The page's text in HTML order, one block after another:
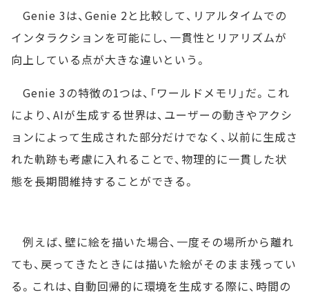
Genie 3は、Genie 2と比較して、リアルタイムでの
インタラクションを可能にし、一貫性とリアリズムが
向上している点が大きな違いという。
Genie 3の特徴の1つは、「ワールドメモリ」だ。これ
により、AIが生成する世界は、ユーザーの動きやアクシ
ョンによって生成された部分だけでなく、以前に生成さ
れた軌跡も考慮に入れることで、物理的に一貫した状
態を長期間維持することができる。
例えば、壁に絵を描いた場合、一度その場所から離れ
ても、戻ってきたときには描いた絵がそのまま残ってい
る。これは、自動回帰的に環境を生成する際に、時間の